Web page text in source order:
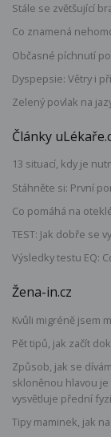
Stále se zvětšující
Co znamená
Občasné píchnutí
Dyspepsie: Větry i
Zelený povlak na
Články
13 situací, kdy je
Stáhněte si: První
Co pomáhá na
TEST: Jak dobře se
Výsledky testu EQ:
Žena-in.cz
Kvůli migréně jsem
Pět tipů, jak začít
Způsob, jak se
skloněnou hlavou je
vysvětluje přední
Tipy maminek, jak